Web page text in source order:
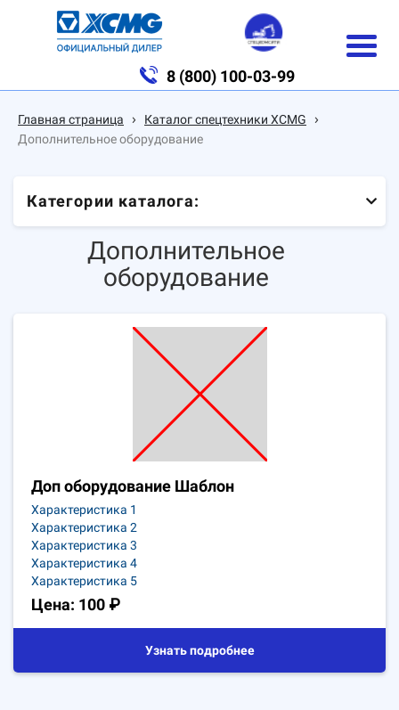
8 (800) 100-03-99
Главная страница › Каталог спецтехники XCMG ›
Дополнительное оборудование
Категории каталога:
Дополнительное
оборудование
Доп оборудование Шаблон
Характеристика 1
Характеристика 2
Характеристика 3
Характеристика 4
Характеристика 5
Цена: 100 ₽
Узнать подробнее